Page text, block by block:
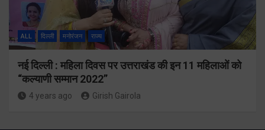
ALL दिल्ली मनोरंजन राज्य
नई दिल्ली : महिला दिवस पर उत्तराखंड की इन 11 महिलाओं को
“कल्याणी सम्मान 2022”
4 years ago Girish Gairola